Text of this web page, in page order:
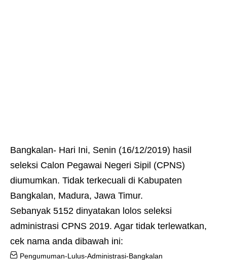
Bangkalan- Hari Ini, Senin (16/12/2019) hasil
seleksi Calon Pegawai Negeri Sipil (CPNS)
diumumkan. Tidak terkecuali di Kabupaten
Bangkalan, Madura, Jawa Timur.
Sebanyak 5152 dinyatakan lolos seleksi
administrasi CPNS 2019. Agar tidak terlewatkan,
cek nama anda dibawah ini:
Pengumuman-Lulus-Administrasi-Bangkalan